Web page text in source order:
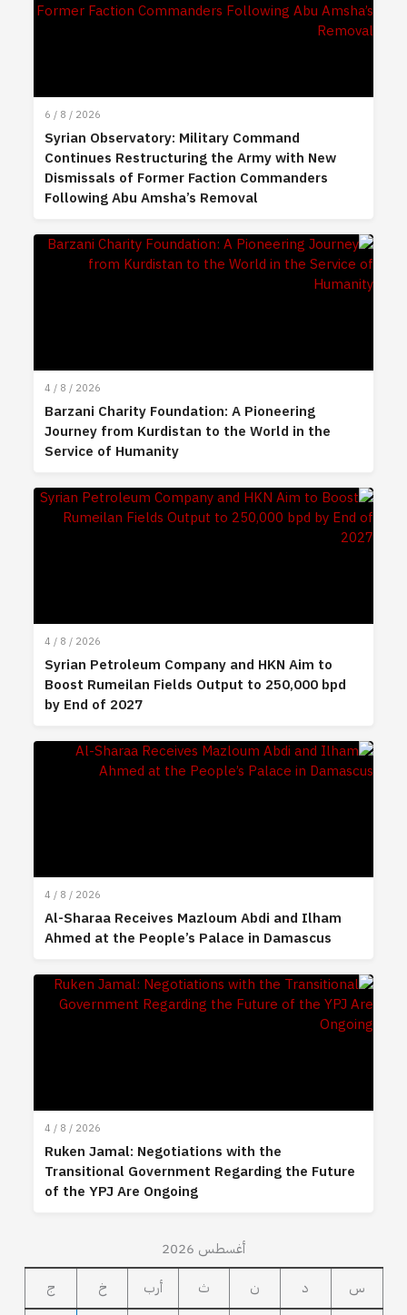
6 / 8 / 2026
Syrian Observatory: Military Command
Continues Restructuring the Army with New
Dismissals of Former Faction Commanders
Following Abu Amsha’s Removal
4 / 8 / 2026
Barzani Charity Foundation: A Pioneering
Journey from Kurdistan to the World in the
Service of Humanity
4 / 8 / 2026
Syrian Petroleum Company and HKN Aim to
Boost Rumeilan Fields Output to 250,000 bpd
by End of 2027
4 / 8 / 2026
Al-Sharaa Receives Mazloum Abdi and Ilham
Ahmed at the People’s Palace in Damascus
4 / 8 / 2026
Ruken Jamal: Negotiations with the
Transitional Government Regarding the Future
of the YPJ Are Ongoing
أغسطس 2026
س
د ن ث أرب خ
ج